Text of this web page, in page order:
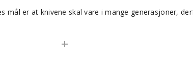
mål er at knivene skal vare i mange generasjoner,
en unik herding og slipeprosess. Slirene blir